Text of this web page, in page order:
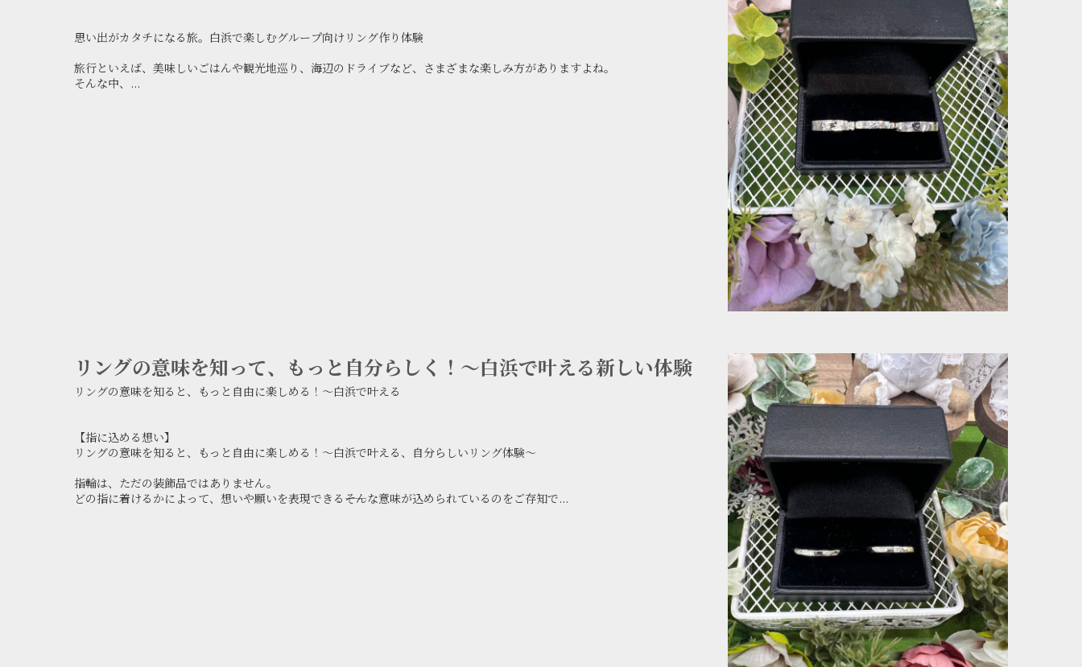
思い出がカタチになる旅。白浜で楽しむグループ向けリング作り体験
旅行といえば、美味しいごはんや観光地巡り、海辺のドライブなど、さまざまな楽しみ方がありますよね。
そんな中、...
リングの意味を知って、もっと自分らしく！〜白浜で叶える新しい体験
リングの意味を知ると、もっと自由に楽しめる！～白浜で叶える
【指に込める想い】
リングの意味を知ると、もっと自由に楽しめる！～白浜で叶える、自分らしいリング体験～
指輪は、ただの装飾品ではありません。
どの指に着けるかによって、想いや願いを表現できる――そんな意味が込められているのをご存知で...